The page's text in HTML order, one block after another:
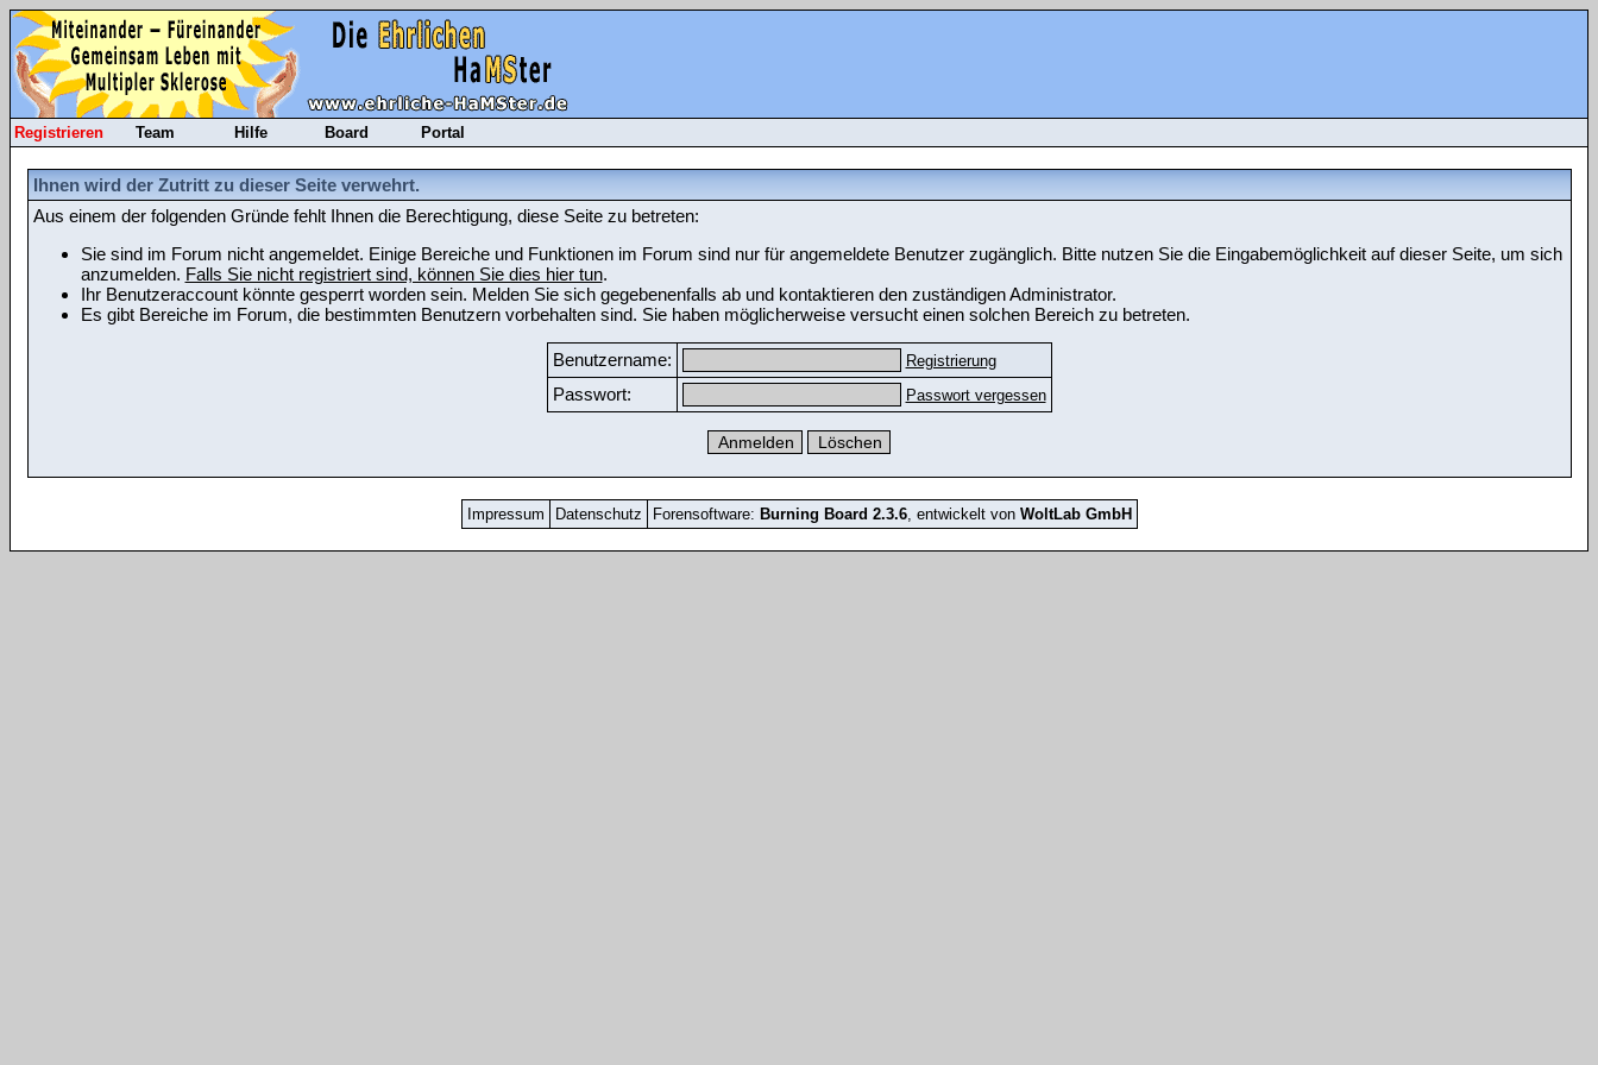
Registrieren Team Hilfe Board Portal
Ihnen wird der Zutritt zu dieser Seite verwehrt.
Aus einem der folgenden Gründe fehlt Ihnen die Berechtigung, diese Seite zu betreten:
Sie sind im Forum nicht angemeldet. Einige Bereiche und Funktionen im Forum sind nur für angemeldete Benutzer zugänglich. Bitte nutzen Sie die Eingabemöglichkeit auf dieser Seite, um sich
anzumelden. Falls Sie nicht registriert sind, können Sie dies hier tun.
Ihr Benutzeraccount könnte gesperrt worden sein. Melden Sie sich gegebenenfalls ab und kontaktieren den zuständigen Administrator.
Es gibt Bereiche im Forum, die bestimmten Benutzern vorbehalten sind. Sie haben möglicherweise versucht einen solchen Bereich zu betreten.
Benutzername: Registrierung
Passwort: Passwort vergessen
Impressum Datenschutz Forensoftware: Burning Board 2.3.6, entwickelt von WoltLab GmbH